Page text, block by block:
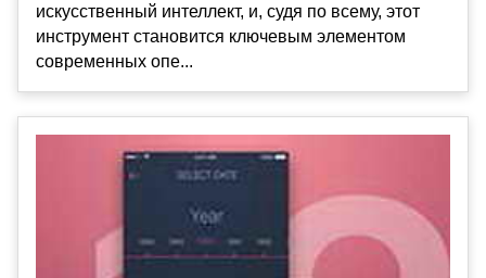
искусственный интеллект, и, судя по всему, этот
инструмент становится ключевым элементом
современных опе...